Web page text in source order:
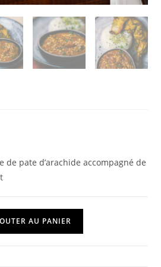
de pate d’arachide accompagné de
AU PANIER